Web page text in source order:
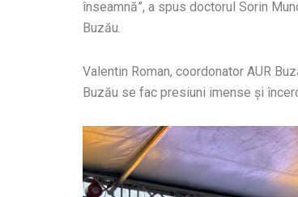
înseamnă”, a spus doctorul Sorin
Buzău.
Valentin Roman, coordonator AUR
Buzău se fac presiuni imense și